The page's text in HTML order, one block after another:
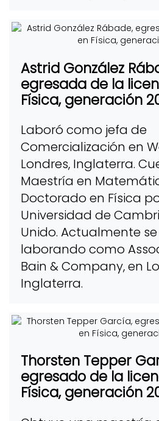
Astrid González
egresada de la
Física, generación
Laboró como jefa de
Comercialización en
Londres, Inglaterra.
Maestría en
Doctorado en Física
Universidad de
Unido. Actualmente
laborando como
Bain & Company, en
Inglaterra.
Thorsten Tepper
egresado de la
Física, generación